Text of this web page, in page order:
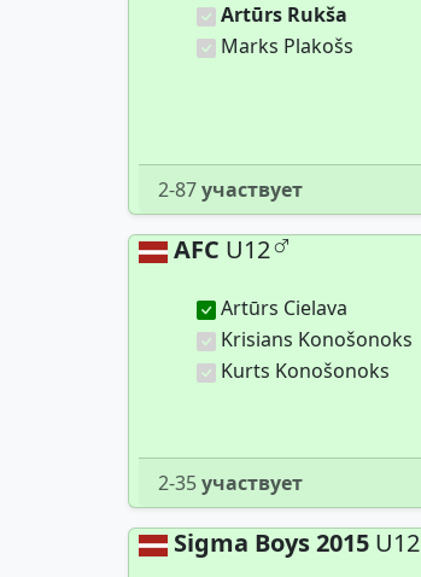
Artūrs Rukša
Marks Plakošs
2-87участвует
AFC U12
Artūrs Cielava
Krisians Konošonoks
Kurts Konošonoks
2-35участвует
Sigma Boys 2015 U12